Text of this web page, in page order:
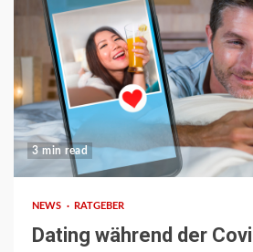
3 min read
NEWS RATGEBER
Dating während der